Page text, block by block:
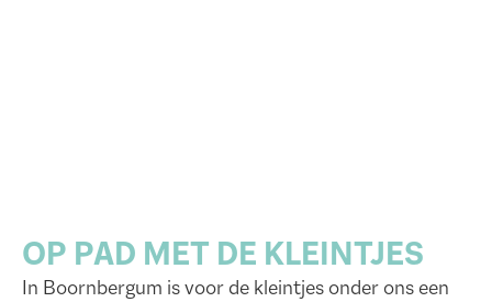
OP PAD MET DE KLEINTJES
In Boornbergum is voor de kleintjes onder ons een